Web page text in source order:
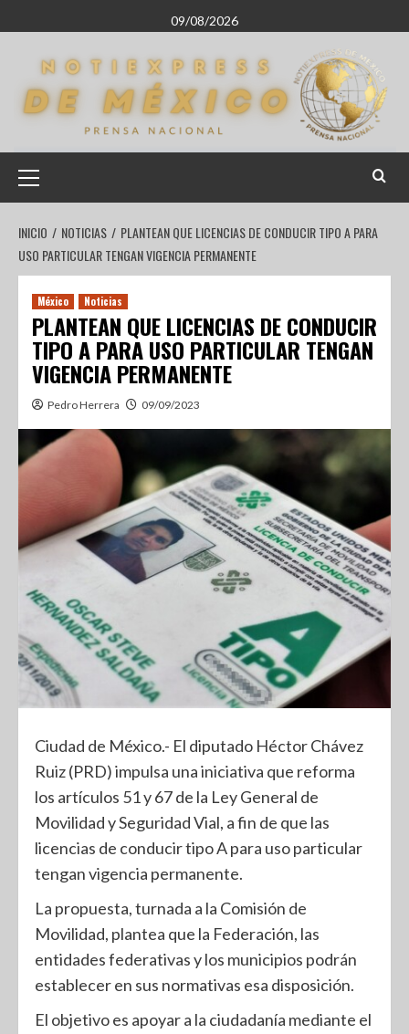
09/08/2026
INICIO NOTICIAS
PLANTEAN QUE LICENCIAS DE CONDUCIR TIPO A PARA
USO PARTICULAR TENGAN VIGENCIA PERMANENTE
México Noticias
PLANTEAN QUE LICENCIAS DE CONDUCIR
TIPO A PARA USO PARTICULAR TENGAN
VIGENCIA PERMANENTE
Pedro Herrera 09/09/2023
Ciudad de México.- El diputado Héctor Chávez
Ruiz (PRD) impulsa una iniciativa que reforma
los artículos 51 y 67 de la Ley General de
Movilidad y Seguridad Vial, a fin de que las
licencias de conducir tipo A para uso particular
tengan vigencia permanente.
La propuesta, turnada a la Comisión de
Movilidad, plantea que la Federación, las
entidades federativas y los municipios podrán
establecer en sus normativas esa disposición.
El objetivo es apoyar a la ciudadanía mediante el